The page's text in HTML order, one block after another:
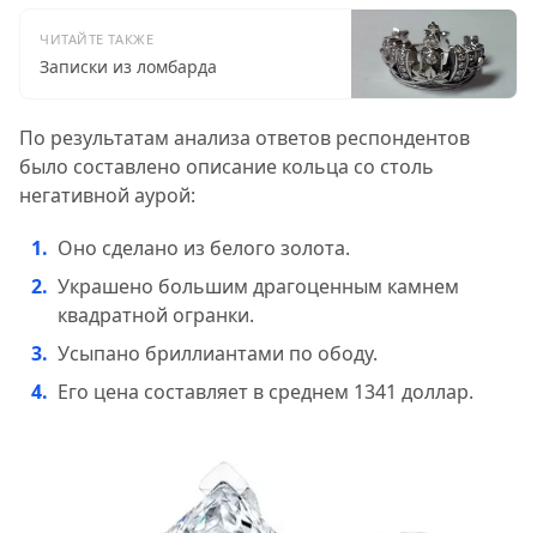
ЧИТАЙТЕ ТАКЖЕ
Записки из ломбарда
По результатам анализа ответов респондентов
было составлено описание кольца со столь
негативной аурой:
Оно сделано из белого золота.
Украшено большим драгоценным камнем
квадратной огранки.
Усыпано бриллиантами по ободу.
Его цена составляет в среднем 1341 доллар.